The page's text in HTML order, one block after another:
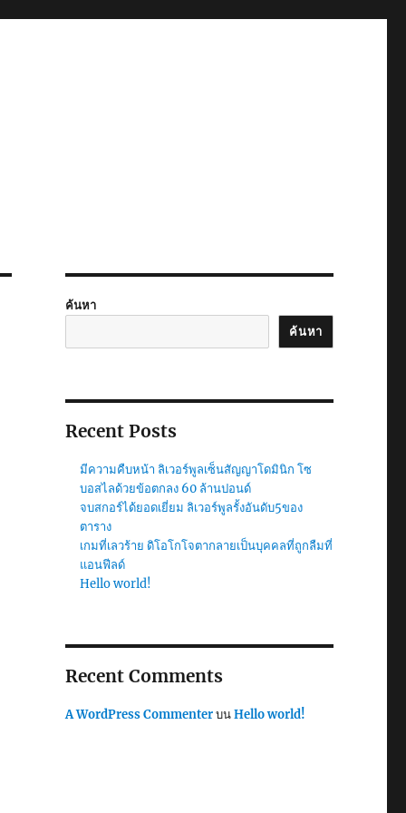
ค้นหา
ค้นหา
Recent Posts
มีความคืบหน้า ลิเวอร์พูลเซ็นสัญญาโดมินิก โซ
บอสไลด้วยข้อตกลง 60 ล้านปอนด์
จบสกอร์ได้ยอดเยี่ยม ลิเวอร์พูลรั้งอันดับ5ของ
ตาราง
เกมที่เลวร้าย ดิโอโกโจตากลายเป็นบุคคลที่ถูกลืมที่
แอนฟีลด์
Hello world!
Recent Comments
A WordPress CommenterบนHello world!